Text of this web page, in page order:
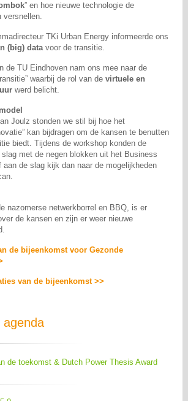
” en hoe nieuwe technologie de
versnellen.
TKi Urban Energy informeerde ons
(big) datavoor de transitie.
de TU Eindhoven nam ons mee naar de
waarbij de rol van devirtuele en
werd belicht.
Joulz stonden we stil bij hoe het
kan bijdragen om de kansen te benutten
biedt. Tijdens de workshop konden de
met de negen blokken uit het Business
aan de slag kijk dan naar de mogelijkheden
nazomerse netwerkborrel en BBQ, is er
de kansen en zijn er weer nieuwe
de bijeenkomst voor Gezonde
van de bijeenkomst >>
agenda
de toekomst & Dutch Power Thesis Award